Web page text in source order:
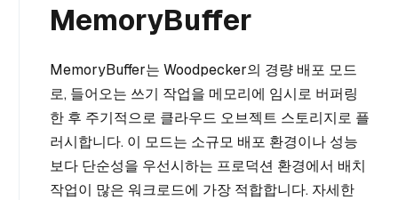
MemoryBuffer
MemoryBuffer는 Woodpecker의 경량 배포 모드
로, 들어오는 쓰기 작업을 메모리에 임시로 버퍼링
한 후 주기적으로 클라우드 오브젝트 스토리지로 플
러시합니다. 이 모드는 소규모 배포 환경이나 성능
보다 단순성을 우선시하는 프로덕션 환경에서 배치
작업이 많은 워크로드에 가장 적합합니다. 자세한